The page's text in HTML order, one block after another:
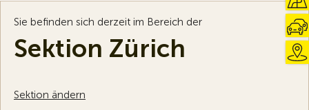
Sie befinden sich derzeit im Bereich der
Sektion Zürich
Sektion ändern